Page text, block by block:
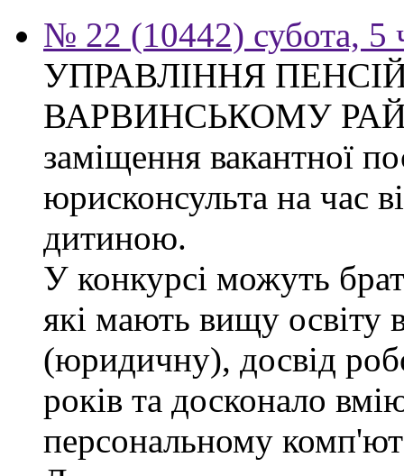
№ 22 (10442) субота, 5
УПРАВЛІННЯ
ВАРВИНСЬКОМУ
заміщення вакантної
юрисконсульта на час
дитиною.
У конкурсі можуть
які мають вищу освіту
(юридичну), досвід
років та досконало
персональному